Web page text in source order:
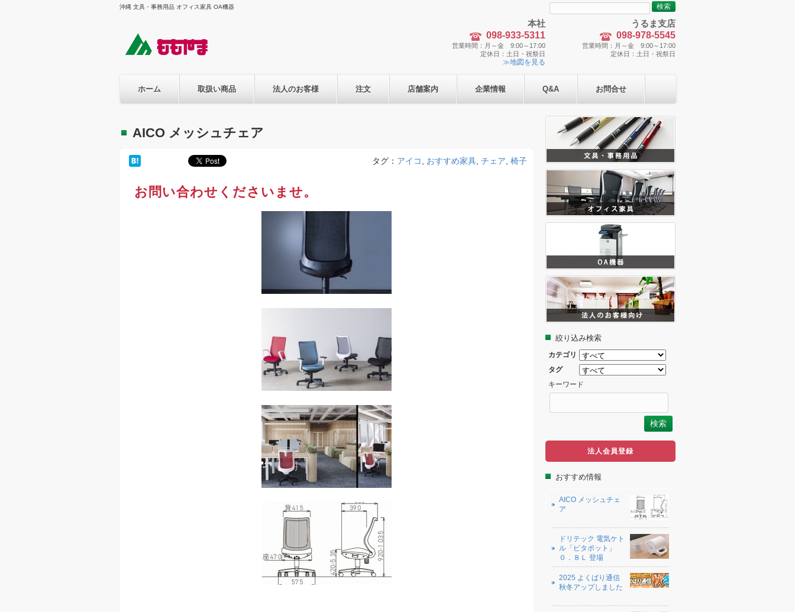
沖縄 文具・事務用品 オフィス家具 OA機器
検
索:
本社
098-933-5311
営業時間：月～金 9:00～17:00
定休日：土日・祝祭日
≫地図を見る
うるま支店
098-978-5545
営業時間：月～金 9:00～17:00
定休日：土日・祝祭日
ホーム 取扱い商品 法人のお客様 注文 店舗案内 企業情報 Q&A お問合せ
AICO メッシュチェア
タグ： アイコ おすすめ家具 チェア 椅子
お問い合わせくださいませ。
絞り込み検索
カテゴリ
タグ
キーワード
法人会員登録
おすすめ情報
AICO メッシュチェ
ア
ドリテック 電気ケト
ル「ピタポット」
０．８Ｌ 登場
2025 よくばり通信
秋冬アップしました